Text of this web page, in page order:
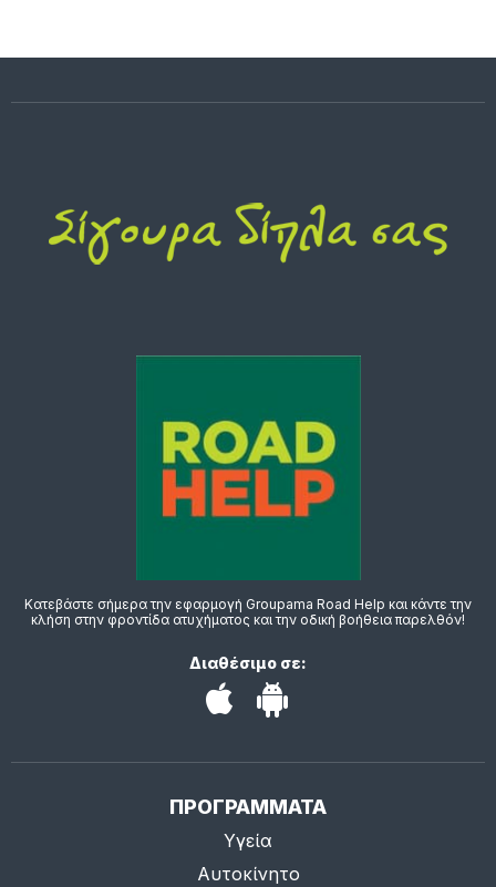
Κατεβάστε σήμερα την εφαρμογή Groupama Road Help και κάντε την
κλήση στην φροντίδα ατυχήματος και την οδική βοήθεια παρελθόν!
Διαθέσιμο σε:
ΠΡΟΓΡΑΜΜΑΤΑ
Υγεία
Αυτοκίνητο